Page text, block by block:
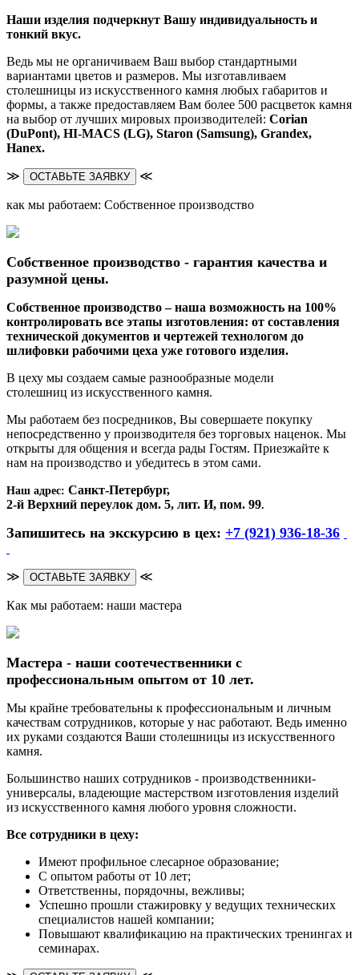
Наши изделия подчеркнут Вашу индивидуальность и
тонкий вкус.
Ведь мы не органичиваем Ваш выбор стандартными
вариантами цветов и размеров. Мы изготавливаем
столешницы из искусственного камня любых габаритов и
формы, а также предоставляем Вам более 500 расцветок камня
на выбор от лучших мировых производителей: Corian
(DuPont), HI-MACS (LG), Staron (Samsung), Grandex,
Hanex.
≫ ОСТАВЬТЕ ЗАЯВКУ ≪
как мы работаем: Собственное производство
Собственное производство - гарантия качества и
разумной цены.
Собственное производство – наша возможность на 100%
контролировать все этапы изготовления: от составления
технической документов и чертежей технологом до
шлифовки рабочими цеха уже готового изделия.
В цеху мы создаем самые разнообразные модели
столешниц из искусственного камня.
Мы работаем без посредников, Вы совершаете покупку
непосредственно у производителя без торговых наценок. Мы
открыты для общения и всегда рады Гостям. Приезжайте к
нам на производство и убедитесь в этом сами.
Наш адрес: Санкт-Петербург,
2-й Верхний переулок дом. 5, лит. И, пом. 99.
Запишитесь на экскурсию в цех: +7 (921) 936-18-36
≫ ОСТАВЬТЕ ЗАЯВКУ ≪
Как мы работаем: наши мастера
Мастера - наши соотечественники с
профессиональным опытом от 10 лет.
Мы крайне требовательны к профессиональным и личным
качествам сотрудников, которые у нас работают. Ведь именно
их руками создаются Ваши столешницы из искусственного
камня.
Большинство наших сотрудников - производственники-
универсалы, владеющие мастерством изготовления изделий
из искусственного камня любого уровня сложности.
Все сотрудники в цеху:
Имеют профильное слесарное образование;
С опытом работы от 10 лет;
Ответственны, порядочны, вежливы;
Успешно прошли стажировку у ведущих технических
специалистов нашей компании;
Повышают квалификацию на практических тренингах и
семинарах.